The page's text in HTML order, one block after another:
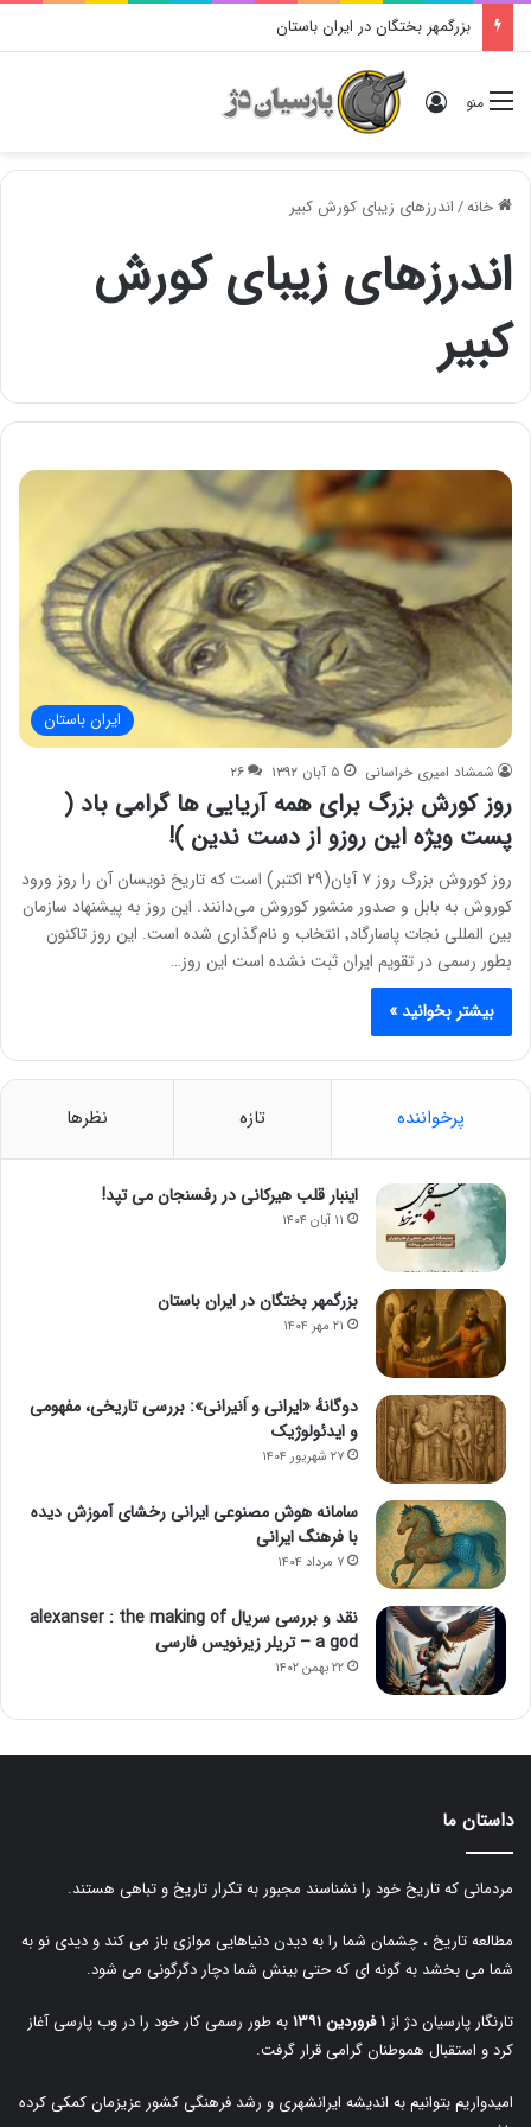
بزرگمهر بختگان در ایران باستان
منو ورود
خانه/اندرزهای زیبای کورش کبیر
اندرزهای زیبای کورش
کبیر
ایران باستان
شمشاد امیری خراسانی ۵ آبان ۱۳۹۲ ۲۶
روز کورش بزرگ برای همه آریایی ها گرامی باد (
پست ویژه این روزو از دست ندین )!
روز کوروش بزرگ روز ۷ آبان(۲۹ اکتبر) است که تاریخ نویسان آن را روز ورود
کوروش به بابل و صدور منشور کوروش می‌دانند. این روز به پیشنهاد سازمان
بین المللی نجات پاسارگاد٬ انتخاب و نام‌گذاری شده است. این روز تاکنون
بطور رسمی در تقویم ایران ثبت نشده است این روز…
بیشتر بخوانید »
پرخواننده تازه نظرها
اینبار قلب هیرکانی در رفسنجان می تپد!
۱۱ آبان ۱۴۰۴
بزرگمهر بختگان در ایران باستان
۲۱ مهر ۱۴۰۴
دوگانهٔ «ایرانی و اَنیرانی»: بررسی تاریخی، مفهومی
و ایدئولوژیک
۲۷ شهریور ۱۴۰۴
سامانه هوش مصنوعی ایرانی رخشای آموزش دیده
با فرهنگ ایرانی
۷ مرداد ۱۴۰۴
نقد و بررسی سریال alexanser : the making of
a god – تریلر زیرنویس فارسی
۲۲ بهمن ۱۴۰۲
داستان ما
مردمانی که تاریخ خود را نشناسند مجبور به تکرار تاریخ و تباهی هستند.
مطالعه تاریخ ، چشمان شما را به دیدن دنیاهایی موازی باز می کند و دیدی نو به
شما می بخشد به گونه ای که حتی بینش شما دچار دگرگونی می شود.
تارنگار پارسیان دژ از ۱ فروردین ۱۳۹۱
به طور رسمی کار خود را در وب پارسی آغاز
کرد و استقبال هموطنان گرامی قرار گرفت.
امیدواریم بتوانیم به اندیشه ایرانشهری و رشد فرهنگی کشور عزیزمان کمکی کرده